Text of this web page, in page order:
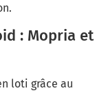
: Mopria et
loti grâce au